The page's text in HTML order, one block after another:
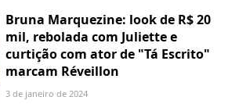
Bruna Marquezine: look de R$ 20
mil, rebolada com Juliette e
curtição com ator de "Tá Escrito"
marcam Réveillon
3 de janeiro de 2024